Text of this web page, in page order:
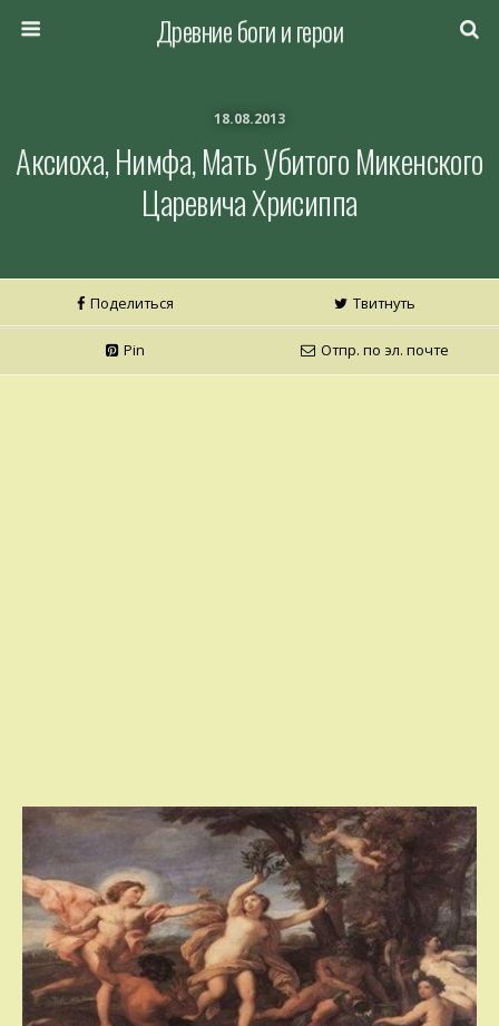
Древние боги и герои
18.08.2013
Аксиоха, Нимфа, Мать Убитого Микенского
Царевича Хрисиппа
Поделиться Твитнуть
Pin Отпр. по эл. почте